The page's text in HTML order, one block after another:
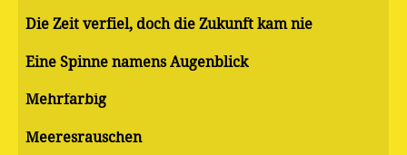
Die Zeit verfiel, doch die Zukunft kam nie
Eine Spinne namens Augenblick
Mehrfarbig
Meeresrauschen